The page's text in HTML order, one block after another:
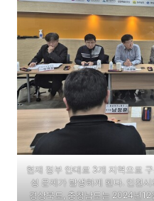
현재 정부 안대로 3개 지역으로
성 문제가 발생하게 된다. 인천
경상북도, 충청남도는 2024년